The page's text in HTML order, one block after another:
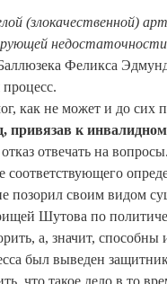
(злокачественной)
Феликса
как не может и до сих
привязав к
отвечать на вопросы.
позорил своим видом
Шутова по
а, значит, способны
был выведен
что такое дело в то